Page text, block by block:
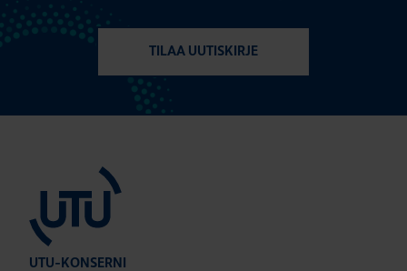
TILAA UUTISKIRJE
UTU-KONSERNI